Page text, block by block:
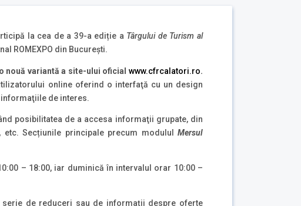
la cea de a 39-a ediție a Târgului de Turism al
ROMEXPO din Bucureşti.
o nouă variantă a site-ului oficialwww.cfrcalatori.ro.
online oferind o interfaţă cu un design
de interes.
posibilitatea de a accesa informaţii grupate, din
Secțiunile principale precum modulul Mersul
– 18:00, iar duminică în intervalul orar 10:00 –
serie de reduceri sau de informaţii despre oferte